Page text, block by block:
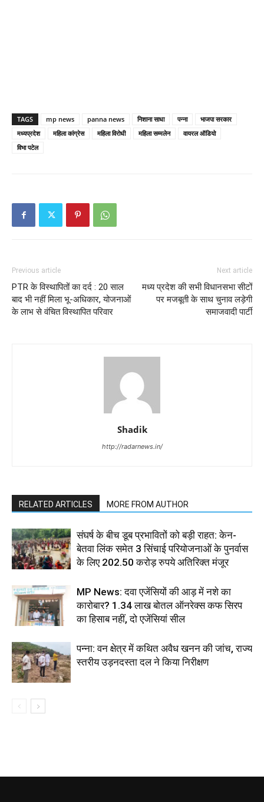
TAGS mp news panna news निशाना साधा पन्ना
भाजपा सरकार
मध्यप्रदेश
महिला कांग्रेस महिला विरोधी महिला सम्मलेन
वायरल ऑडियो
विभा पटेल
Previous article
PTR के विस्थापितों का दर्द : 20 साल
बाद भी नहीं मिला भू-अधिकार, योजनाओं
के लाभ से वंचित विस्थापित परिवार
Next article
मध्य प्रदेश की सभी विधानसभा सीटों
पर मजबूती के साथ चुनाव लड़ेगी
समाजवादी पार्टी
Shadik
http://radarnews.in/
RELATED ARTICLES MORE FROM AUTHOR
संघर्ष के बीच डूब प्रभावितों को बड़ी राहत: केन-
बेतवा लिंक समेत 3 सिंचाई परियोजनाओं के पुनर्वास
के लिए 202.50 करोड़ रुपये अतिरिक्त मंजूर
MP News: दवा एजेंसियों की आड़ में नशे का
कारोबार? 1.34 लाख बोतल ऑनरेक्स कफ सिरप
का हिसाब नहीं, दो एजेंसियां सील
पन्ना: वन क्षेत्र में कथित अवैध खनन की जांच, राज्य
स्तरीय उड़नदस्ता दल ने किया निरीक्षण